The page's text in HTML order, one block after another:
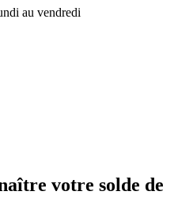
au vendredi
votre solde de